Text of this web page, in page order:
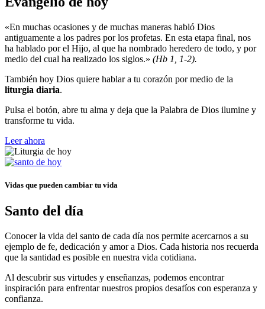
«En muchas ocasiones y de muchas maneras habló Dios
antiguamente a los padres por los profetas. En esta etapa final, nos
ha hablado por el Hijo, al que ha nombrado heredero de todo, y por
medio del cual ha realizado los siglos.» (Hb 1, 1-2).
También hoy Dios quiere hablar a tu corazón por medio de la
liturgia diaria.
Pulsa el botón, abre tu alma y deja que la Palabra de Dios ilumine y
transforme tu vida.
Leer ahora
Vidas que pueden cambiar tu vida
Santo del día
Conocer la vida del santo de cada día nos permite acercarnos a su
ejemplo de fe, dedicación y amor a Dios. Cada historia nos recuerda
que la santidad es posible en nuestra vida cotidiana.
Al descubrir sus virtudes y enseñanzas, podemos encontrar
inspiración para enfrentar nuestros propios desafíos con esperanza y
confianza.